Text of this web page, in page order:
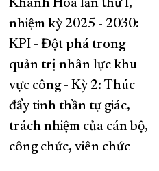
Khánh Hòa lần thứ I,
nhiệm kỳ 2025 - 2030:
KPI - Đột phá trong
quản trị nhân lực khu
vực công - Kỳ 2: Thúc
đẩy tinh thần tự giác,
trách nhiệm của cán bộ,
công chức, viên chức